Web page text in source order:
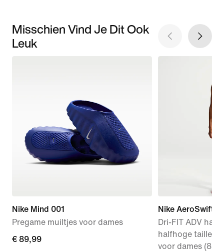
Misschien Vind Je Dit Ook
Leuk
Nike Mind 001
Pregame muiltjes voor dames
€ 89,99
€ 89,99
Nike AeroSwift
Dri-FIT ADV
halfhoge taille
voor dames (8